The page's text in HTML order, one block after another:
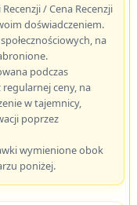
/ Cena Recenzji
doświadczeniem.
na
podczas
regularnej ceny, na
w tajemnicy,
poprzez
wymienione obok
poniżej.